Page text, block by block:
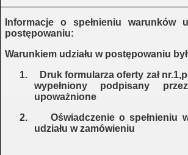
Informacje o spełnieniu warunków
postępowaniu:
Warunkiem udziału w postępowaniu
1.
Druk formularza oferty zał
wypełniony podpisany
upoważnione
2.
Oświadczenie o spełnieniu
udziału w zamówieniu
kłodzko